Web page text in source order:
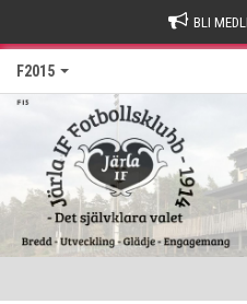
BLI
F2015